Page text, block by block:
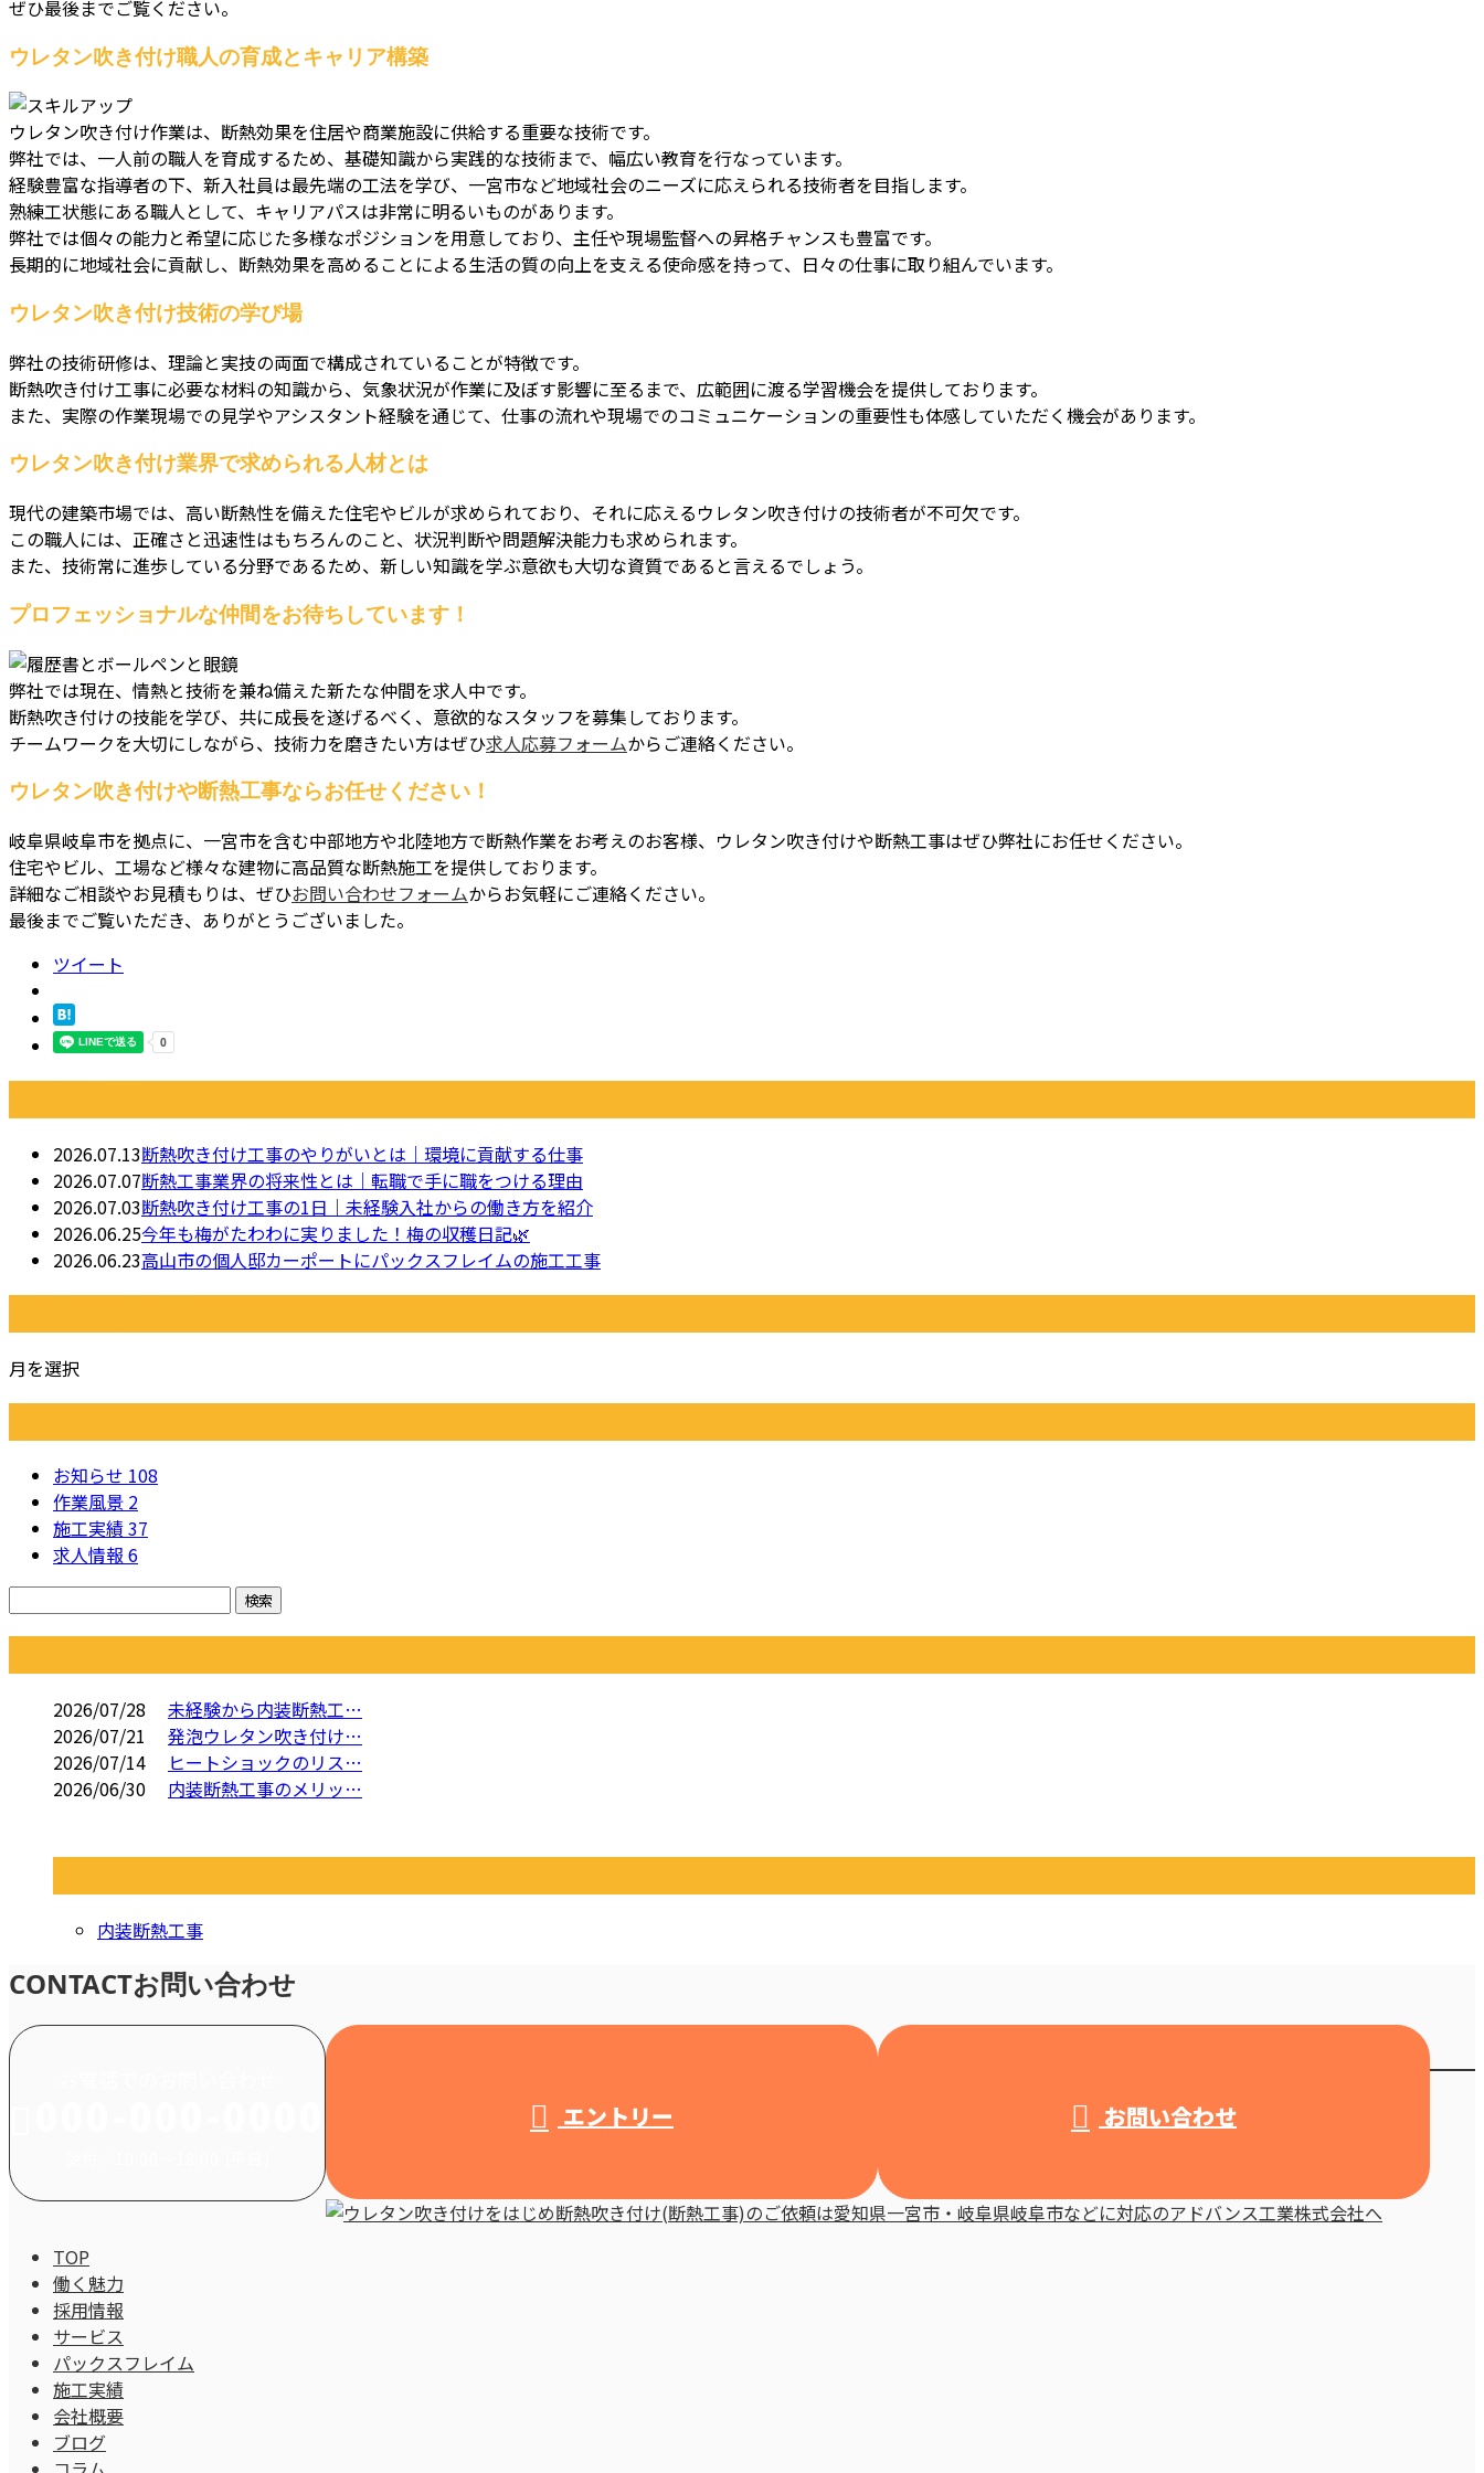
ぜひ最後までご覧ください。
ウレタン吹き付け職人の育成とキャリア構築
ウレタン吹き付け作業は、断熱効果を住居や商業施設に供給する重要な技術です。
弊社では、一人前の職人を育成するため、基礎知識から実践的な技術まで、幅広い教育を行なっています。
経験豊富な指導者の下、新入社員は最先端の工法を学び、一宮市など地域社会のニーズに応えられる技術者を目指します。
熟練工状態にある職人として、キャリアパスは非常に明るいものがあります。
弊社では個々の能力と希望に応じた多様なポジションを用意しており、主任や現場監督への昇格チャンスも豊富です。
長期的に地域社会に貢献し、断熱効果を高めることによる生活の質の向上を支える使命感を持って、日々の仕事に取り組んでいます。
ウレタン吹き付け技術の学び場
弊社の技術研修は、理論と実技の両面で構成されていることが特徴です。
断熱吹き付け工事に必要な材料の知識から、気象状況が作業に及ぼす影響に至るまで、広範囲に渡る学習機会を提供しております。
また、実際の作業現場での見学やアシスタント経験を通じて、仕事の流れや現場でのコミュニケーションの重要性も体感していただく機会があります。
ウレタン吹き付け業界で求められる人材とは
現代の建築市場では、高い断熱性を備えた住宅やビルが求められており、それに応えるウレタン吹き付けの技術者が不可欠です。
この職人には、正確さと迅速性はもちろんのこと、状況判断や問題解決能力も求められます。
また、技術常に進歩している分野であるため、新しい知識を学ぶ意欲も大切な資質であると言えるでしょう。
プロフェッショナルな仲間をお待ちしています！
弊社では現在、情熱と技術を兼ね備えた新たな仲間を求人中です。
断熱吹き付けの技能を学び、共に成長を遂げるべく、意欲的なスタッフを募集しております。
チームワークを大切にしながら、技術力を磨きたい方はぜひ求人応募フォームからご連絡ください。
ウレタン吹き付けや断熱工事ならお任せください！
岐阜県岐阜市を拠点に、一宮市を含む中部地方や北陸地方で断熱作業をお考えのお客様、ウレタン吹き付けや断熱工事はぜひ弊社にお任せください。
住宅やビル、工場など様々な建物に高品質な断熱施工を提供しております。
詳細なご相談やお見積もりは、ぜひお問い合わせフォームからお気軽にご連絡ください。
最後までご覧いただき、ありがとうございました。
ツイート
2026.07.13断熱吹き付け工事のやりがいとは｜環境に貢献する仕事
2026.07.07断熱工事業界の将来性とは｜転職で手に職をつける理由
2026.07.03断熱吹き付け工事の1日｜未経験入社からの働き方を紹介
2026.06.25今年も梅がたわわに実りました！梅の収穫日記🌿
2026.06.23高山市の個人邸カーポートにパックスフレイムの施工工事
月を選択
お知らせ 108
作業風景 2
施工実績37
求人情報 6
2026/07/28
未経験から内装断熱工…
2026/07/21
発泡ウレタン吹き付け…
2026/07/14
ヒートショックのリス…
2026/06/30
内装断熱工事のメリッ…
内装断熱工事
CONTACTお問い合わせ
エントリー お問い合わせ
TOP
働く魅力
採用情報
サービス
パックスフレイム
施工実績
会社概要
ブログ